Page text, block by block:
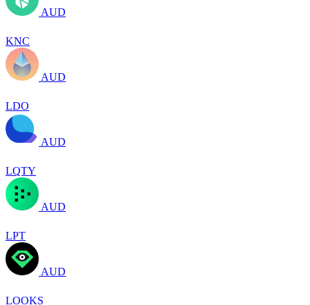
AUD
KNC
AUD
LDO
AUD
LQTY
AUD
LPT
AUD
LOOKS